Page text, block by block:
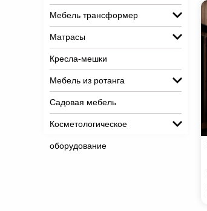
Мебель трансформер
Матрасы
Кресла-мешки
Мебель из ротанга
Садовая мебель
Косметологическое
оборудование